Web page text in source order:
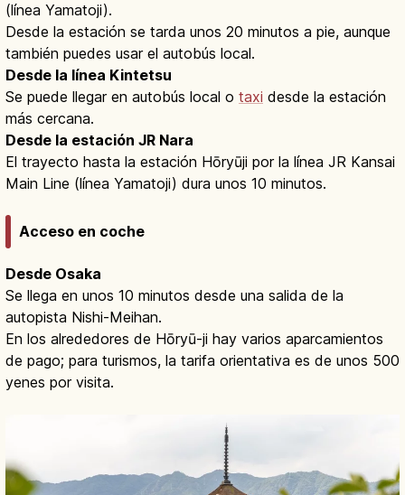
(línea Yamatoji).
Desde la estación se tarda unos 20 minutos a pie, aunque
también puedes usar el autobús local.
Desde la línea Kintetsu
Se puede llegar en autobús local o taxi desde la estación
más cercana.
Desde la estación JR Nara
El trayecto hasta la estación Hōryūji por la línea JR Kansai
Main Line (línea Yamatoji) dura unos 10 minutos.
Acceso en coche
Desde Osaka
Se llega en unos 10 minutos desde una salida de la
autopista Nishi-Meihan.
En los alrededores de Hōryū-ji hay varios aparcamientos
de pago; para turismos, la tarifa orientativa es de unos 500
yenes por visita.